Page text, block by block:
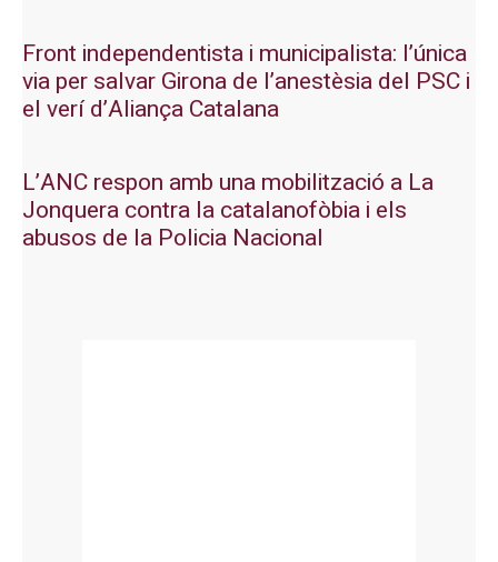
Front independentista i municipalista: l’única
via per salvar Girona de l’anestèsia del PSC i
el verí d’Aliança Catalana
L’ANC respon amb una mobilització a La
Jonquera contra la catalanofòbia i els
abusos de la Policia Nacional